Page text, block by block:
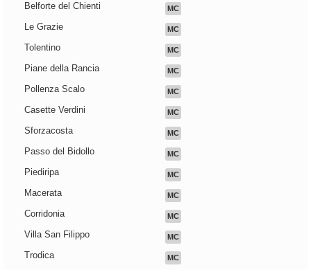
Belforte del Chienti MC
Le Grazie MC
Tolentino MC
Piane della Rancia MC
Pollenza Scalo MC
Casette Verdini MC
Sforzacosta MC
Passo del Bidollo MC
Piediripa MC
Macerata MC
Corridonia MC
Villa San Filippo MC
Trodica MC